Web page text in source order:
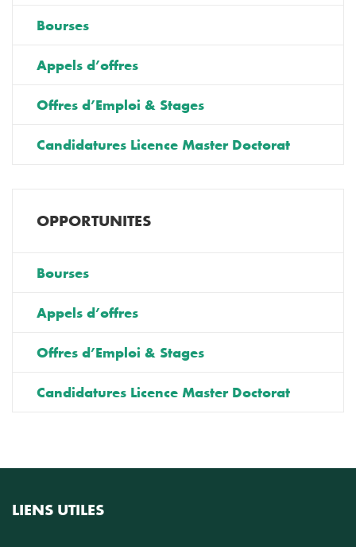
Bourses
Appels d’offres
Offres d’Emploi & Stages
Candidatures Licence Master Doctorat
OPPORTUNITES
Bourses
Appels d’offres
Offres d’Emploi & Stages
Candidatures Licence Master Doctorat
LIENS UTILES